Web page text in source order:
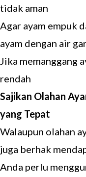
tidak aman
Agar ayam empuk
ayam dengan air
Jika memanggang
rendah
Sajikan Olahan
yang Tepat
Walaupun olahan
juga berhak
Anda perlu